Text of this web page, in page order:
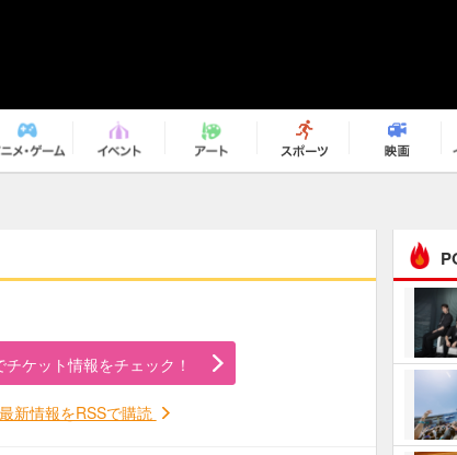
ケット情報をチェック！
新情報をRSSで購読